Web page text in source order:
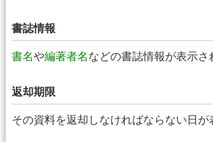
書誌情報
書名や編著者名などの書誌情報が表示さ
返却期限
その資料を返却しなければならない日が